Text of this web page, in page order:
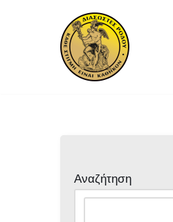
Μεταπηδήστε
περιεχόμενο
Αναζήτηση